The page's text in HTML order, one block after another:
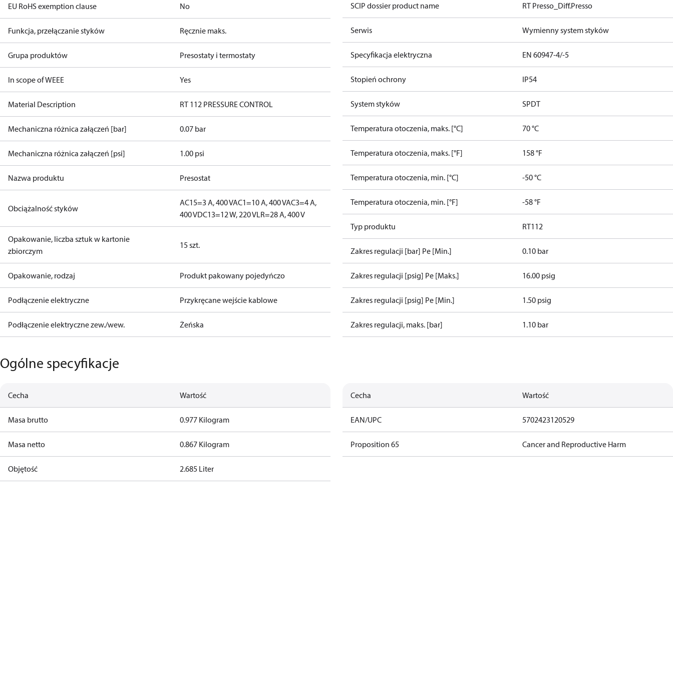
EU RoHS exemption clause No
Funkcja, przełączanie styków Ręcznie maks.
Grupa produktów Presostaty i termostaty
In scope of WEEE Yes
Material Description RT 112 PRESSURE CONTROL
Mechaniczna różnica załączeń [bar] 0.07 bar
Mechaniczna różnica załączeń [psi] 1.00 psi
Nazwa produktu Presostat
Obciążalność styków
AC15=3 A, 400 VAC1=10 A, 400 VAC3=4 A,
400 VDC13=12 W, 220 VLR=28 A, 400 V
Opakowanie, liczba sztuk w kartonie
zbiorczym
15 szt.
Opakowanie, rodzaj Produkt pakowany pojedyńczo
Podłączenie elektryczne Przykręcane wejście kablowe
Podłączenie elektryczne zew./wew. Żeńska
SCIP dossier product name RT Presso_Diff.Presso
Serwis Wymienny system styków
Specyfikacja elektryczna EN 60947-4/-5
Stopień ochrony IP54
System styków SPDT
Temperatura otoczenia, maks. [°C] 70 °C
Temperatura otoczenia, maks. [°F] 158 °F
Temperatura otoczenia, min. [°C] -50 °C
Temperatura otoczenia, min. [°F] -58 °F
Typ produktu RT112
Zakres regulacji [bar] Pe [Min.] 0.10 bar
Zakres regulacji [psig] Pe [Maks.] 16.00 psig
Zakres regulacji [psig] Pe [Min.] 1.50 psig
Zakres regulacji, maks. [bar] 1.10 bar
Ogólne specyfikacje
Cecha Wartość
Masa brutto 0.977 Kilogram
Masa netto 0.867 Kilogram
Objętość 2.685 Liter
Cecha Wartość
EAN/UPC 5702423120529
Proposition 65 Cancer and Reproductive Harm